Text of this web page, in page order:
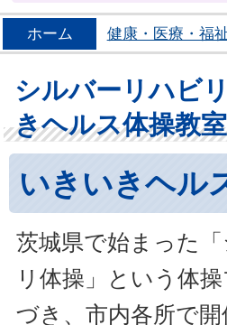
ホーム 健康・医療・福
シルバーリハビ
きヘルス体操教
いきいきヘル
茨城県で始まった
リ体操」という体
づき、市内各所で開